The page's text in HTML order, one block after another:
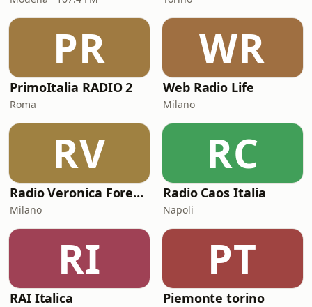
PR
PrimoItalia RADIO 2
Roma
WR
Web Radio Life
Milano
RV
Radio Veronica Forever
Milano
RC
Radio Caos Italia
Napoli
RI
RAI Italica
PT
Piemonte torino